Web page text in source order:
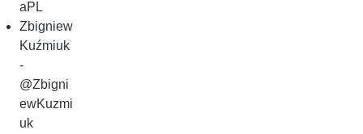
aPL
Zbigniew
Kuźmiuk
-
@Zbigni
ewKuzmi
uk